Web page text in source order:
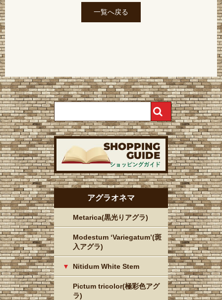
一覧へ戻る
アグラオネマ
Metarica(黒光りアグラ)
Modestum ‘Variegatum’(斑
入アグラ)
Nitidum White Stem
Pictum tricolor(極彩色アグ
ラ)